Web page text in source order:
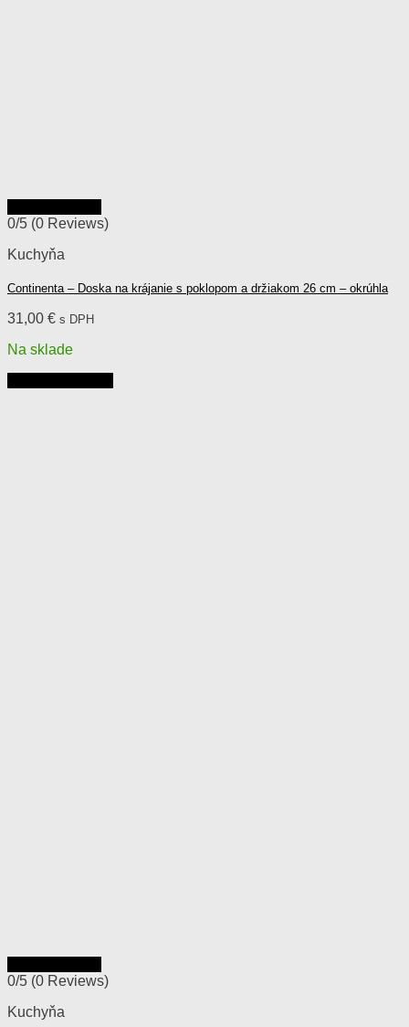
0/5 (0 Reviews)
Kuchyňa
Continenta – Doska na krájanie s poklopom a držiakom 26 cm – okrúhla
31,00 € s DPH
Na sklade
0/5 (0 Reviews)
Kuchyňa